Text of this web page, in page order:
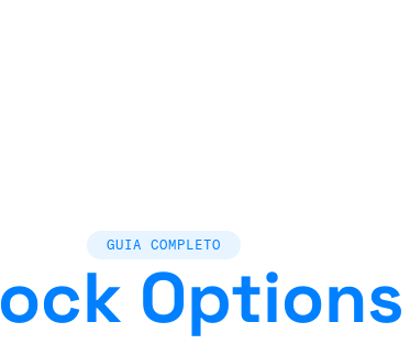
GUIA COMPLETO
Options